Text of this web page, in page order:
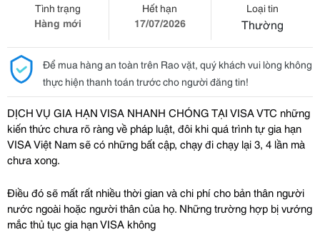
Tình trạng
Hàng mới
Hết hạn
17/07/2026
Loại tin
Thường
Để mua hàng an toàn trên Rao vặt, quý khách vui lòng không
thực hiện thanh toán trước cho người đăng tin!
DỊCH VỤ GIA HẠN VISA NHANH CHÓNG TẠI VISA VTC những
kiến thức chưa rõ ràng về pháp luật, đôi khi quá trình tự gia hạn
VISA Việt Nam sẽ có những bất cập, chạy đi chạy lại 3, 4 lần mà
chưa xong.
Điều đó sẽ mất rất nhiều thời gian và chi phí cho bản thân người
nước ngoài hoặc người thân của họ. Những trường hợp bị vướng
mắc thủ tục gia hạn VISA không